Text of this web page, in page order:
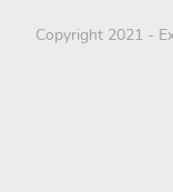
Copyright 2021 -